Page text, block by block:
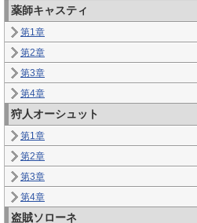
薬師キャスティ
第1章
第2章
第3章
第4章
狩人オーシュット
第1章
第2章
第3章
第4章
盗賊ソローネ